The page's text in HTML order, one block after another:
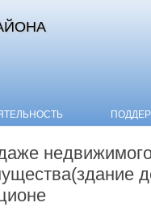
Skip to content